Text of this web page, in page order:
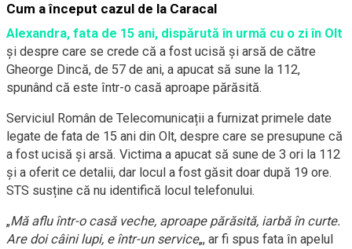
Cum a început cazul de la Caracal
Alexandra, fata de 15 ani, dispărută în urmă cu o zi în Olt
și despre care se crede că a fost ucisă și arsă de către
Gheorge Dincă, de 57 de ani, a apucat să sune la 112,
spunând că este într-o casă aproape părăsită.
Serviciul Român de Telecomunicații a furnizat primele date
legate de fata de 15 ani din Olt, despre care se presupune că
a fost ucisă și arsă. Victima a apucat să sune de 3 ori la 112
și a oferit ce detalii, dar locul a fost găsit doar după 19 ore.
STS susține că nu identifică locul telefonului.
„Mă aflu într-o casă veche, aproape părăsită, iarbă în curte.
Are doi câini lupi, e într-un service„, ar fi spus fata în apelul